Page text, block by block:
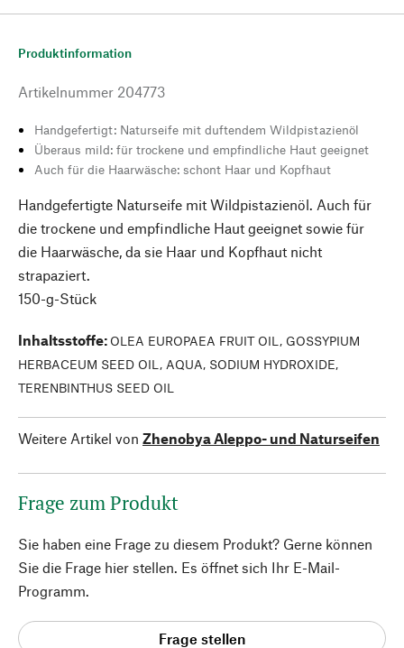
Produktinformation
Artikelnummer 204773
Handgefertigt: Naturseife mit duftendem Wildpistazienöl
Überaus mild: für trockene und empfindliche Haut geeignet
Auch für die Haarwäsche: schont Haar und Kopfhaut
Handgefertigte Naturseife mit Wildpistazienöl. Auch für
die trockene und empfindliche Haut geeignet sowie für
die Haarwäsche, da sie Haar und Kopfhaut nicht
strapaziert.
150-g-Stück
Inhaltsstoffe: OLEA EUROPAEA FRUIT OIL, GOSSYPIUM
HERBACEUM SEED OIL, AQUA, SODIUM HYDROXIDE,
TERENBINTHUS SEED OIL
Weitere Artikel von Zhenobya Aleppo- und Naturseifen
Frage zum Produkt
Sie haben eine Frage zu diesem Produkt? Gerne können
Sie die Frage hier stellen. Es öffnet sich Ihr E-Mail-
Programm.
Frage stellen